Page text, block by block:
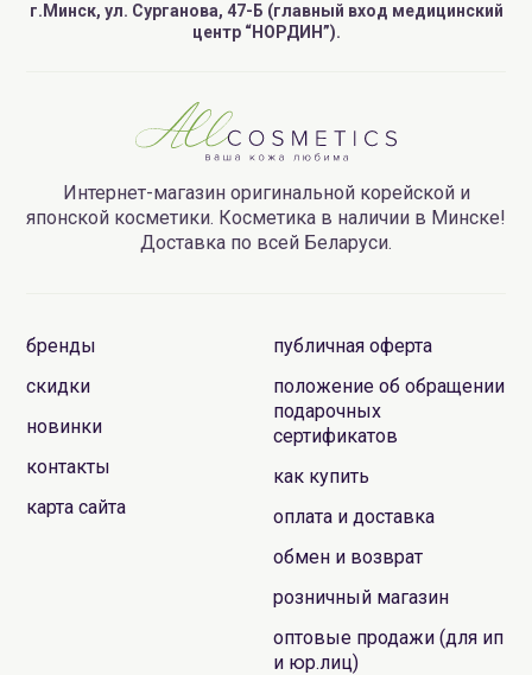
г.Минск, ул. Сурганова, 47-Б (главный вход медицинский
центр “НОРДИН”).
Интернет-магазин оригинальной корейской и
японской косметики. Косметика в наличии в Минске!
Доставка по всей Беларуси.
бренды
скидки
новинки
контакты
карта сайта
публичная оферта
положение об обращении
подарочных
сертификатов
как купить
оплата и доставка
обмен и возврат
розничный магазин
оптовые продажи (для ип
и юр.лиц)